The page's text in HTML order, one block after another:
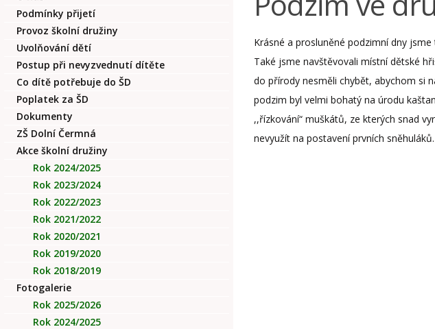
Krásné a prosluněné podzimní dny
Také jsme navštěvovali místní dětské
do přírody nesměli chybět, abychom si
podzim byl velmi bohatý na úrodu
,,řízkování“ muškátů, ze kterých snad
nevyužít na postavení prvních sněhuláků.
Podmínky přijetí
Provoz školní družiny
Uvolňování dětí
Postup při nevyzvednutí dítěte
Co dítě potřebuje do ŠD
Poplatek za ŠD
Dokumenty
ZŠ Dolní Čermná
Akce školní družiny
Rok 2024/2025
Rok 2023/2024
Rok 2022/2023
Rok 2021/2022
Rok 2020/2021
Rok 2019/2020
Rok 2018/2019
Fotogalerie
Rok 2025/2026
Rok 2024/2025